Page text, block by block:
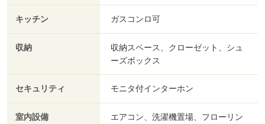
キッチン ガスコンロ可
収納
収納スペース、クローゼット、シュ
ーズボックス
セキュリティ モニタ付インターホン
室内設備
エアコン、洗濯機置場、フローリン